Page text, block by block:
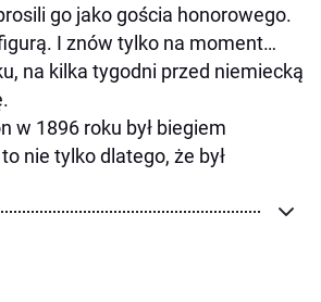
go jako gościa honorowego.
I znów tylko na moment…
na kilka tygodni przed niemiecką
w 1896 roku był biegiem
nie tylko dlatego, że był